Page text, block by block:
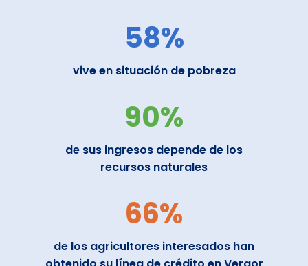
58%
vive en situación de pobreza
90%
de sus ingresos depende de los
recursos naturales
66%
de los agricultores interesados han